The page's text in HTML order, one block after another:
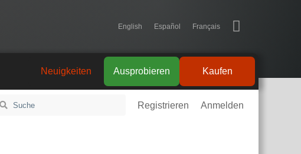
English Español Français
Kaufen
Ausprobieren
Neuigkeiten
Registrieren Anmelden